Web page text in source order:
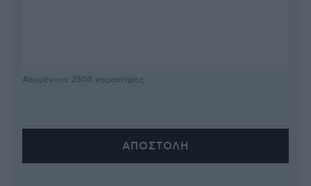
Απομένουν 2500 χαρακτήρες